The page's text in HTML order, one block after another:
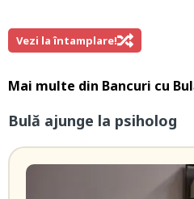
Vezi la întamplare!
Mai multe din Bancuri cu
Bulă ajunge la psiholog